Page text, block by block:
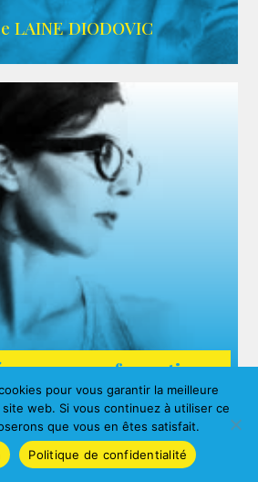
WIKIPEDIA
LAINE DIODOVIC
ARDA
ALBERNY
nos formations
pour vous garantir la meilleure
web. Si vous continuez à utiliser ce
que vous en êtes satisfait.
Politique de confidentialité